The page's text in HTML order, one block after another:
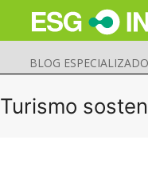
BLOG
Turismo